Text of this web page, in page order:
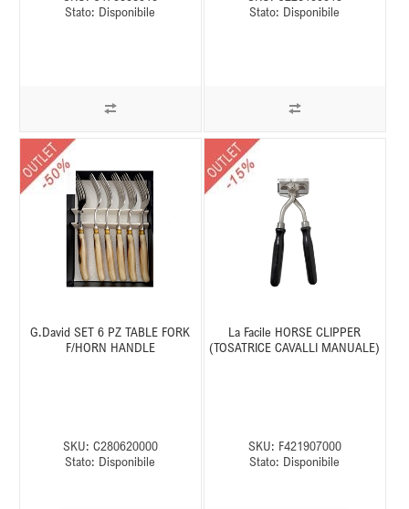
Stato: Disponibile
Stato: Disponibile
G.David SET 6 PZ TABLE FORK
F/HORN HANDLE
SKU: C280620000
Stato: Disponibile
La Facile HORSE CLIPPER
(TOSATRICE CAVALLI MANUALE)
SKU: F421907000
Stato: Disponibile